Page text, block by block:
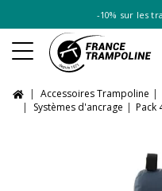
-10% sur les
Accessoires Trampoline
Systèmes d'ancrage
Pack